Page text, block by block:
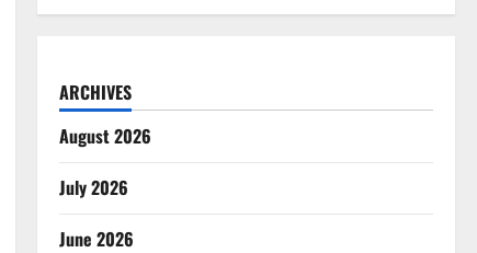
ARCHIVES
August 2026
July 2026
June 2026